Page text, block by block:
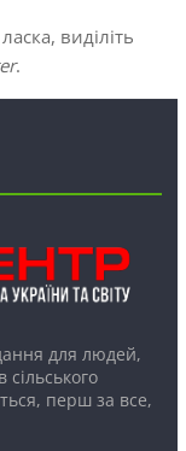
виділіть
.
для людей,
сільського
перш за все,